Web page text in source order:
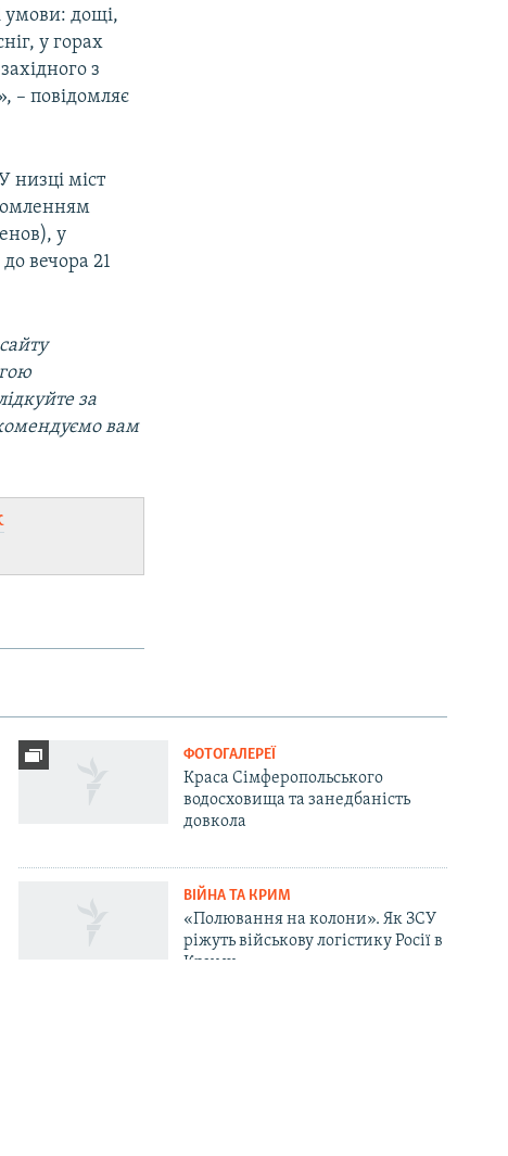
умови: дощі,
у горах
з
– повідомляє
низці міст
у
вечора 21
за
вам
ФОТОГАЛЕРЕЇ
Краса Сімферопольського
водосховища та занедбаність
довкола
ВІЙНА ТА КРИМ
«Полювання на колони». Як ЗСУ
ріжуть військову логістику Росії в
Криму